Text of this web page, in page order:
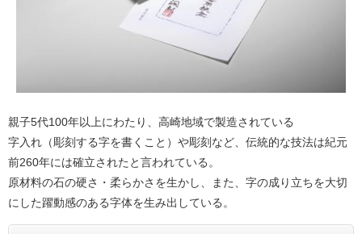
親子5代100年以上にわたり、高崎地域で製造されている
字入れ（彫刻する字を書くこと）や彫刻など、伝統的な技法は紀元
前260年には確立されたと言われている。
原材料の石の硬さ・柔らかさを生かし、また、字の成り立ちを大切
にした躍動感のある字体を生み出している。